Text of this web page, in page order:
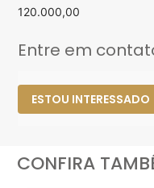
120.000,00
Entre em
ESTOU INTERESSADO
CONFIRA